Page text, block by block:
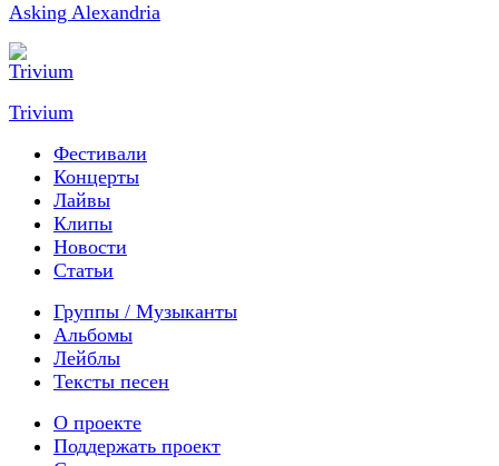
Asking Alexandria
Trivium
Фестивали
Концерты
Лайвы
Клипы
Новости
Статьи
Группы / Музыканты
Альбомы
Лейблы
Тексты песен
О проекте
Поддержать проект